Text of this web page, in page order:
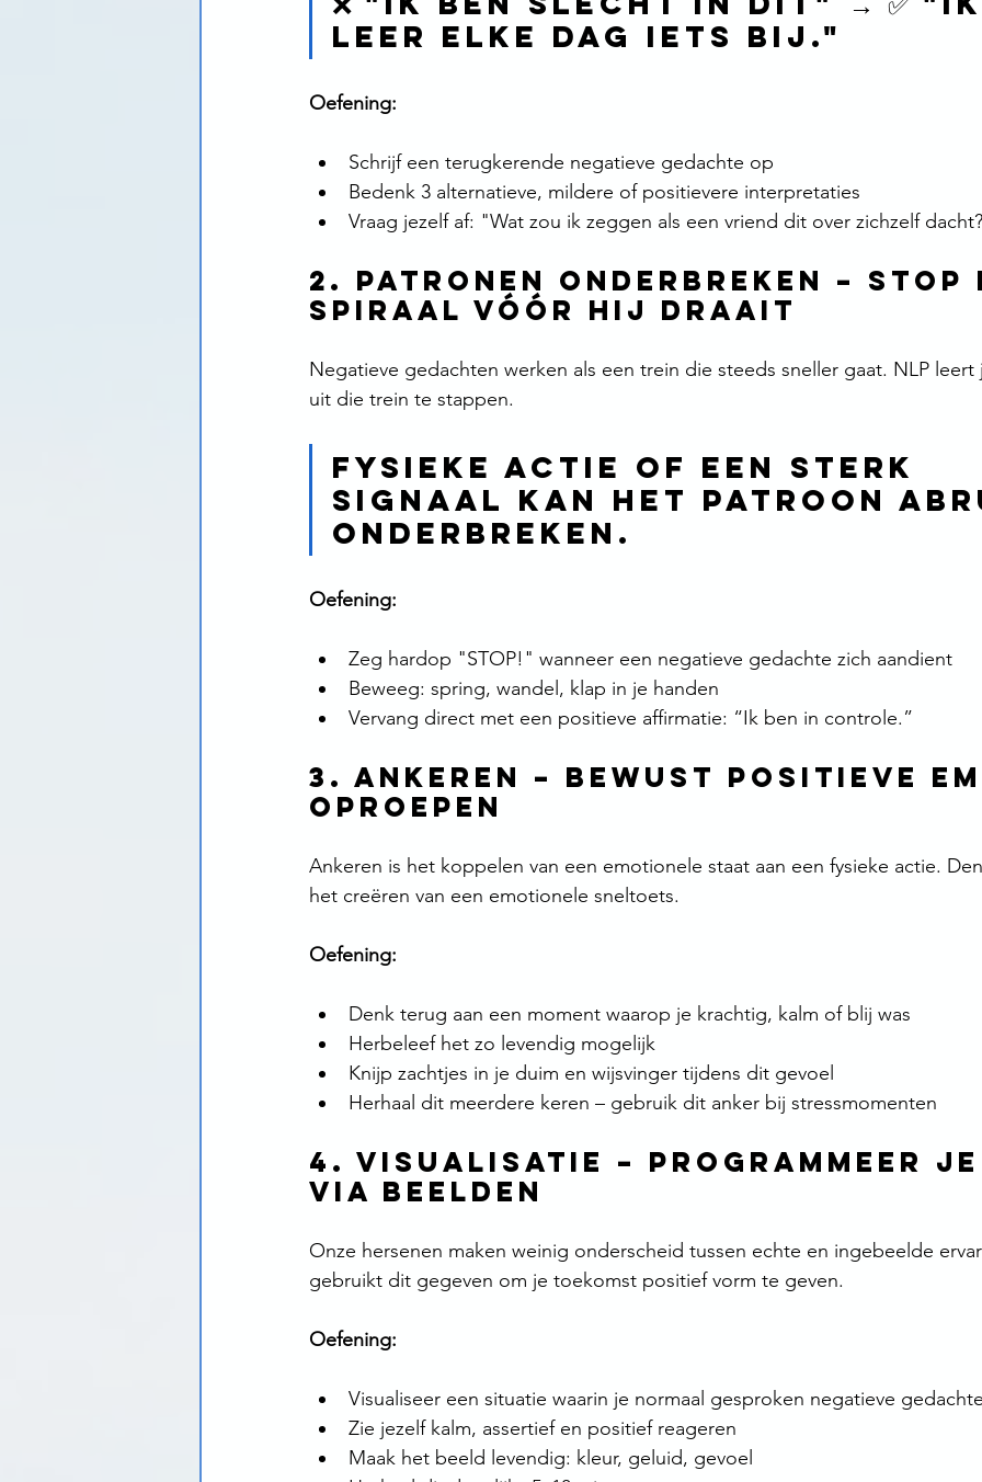
leer elke dag iets bij."
Oefening:
Schrijf een terugkerende negatieve gedachte op
Bedenk 3 alternatieve, mildere of positievere interpretaties
Vraag jezelf af: "Wat zou ik zeggen als een vriend dit over zichzelf
2. Patronen onderbreken – Stop
spiraal vóór hij draait
Negatieve gedachten werken als een trein die steeds sneller gaat. NLP
uit die trein te stappen.
Fysieke actie of een sterk
signaal kan het patroon
onderbreken.
Oefening:
Zeg hardop "STOP!" wanneer een negatieve gedachte zich aandient
Beweeg: spring, wandel, klap in je handen
Vervang direct met een positieve affirmatie: “Ik ben in controle.”
3. Ankeren – Bewust positieve
oproepen
Ankeren is het koppelen van een emotionele staat aan een fysieke actie.
het creëren van een emotionele sneltoets.
Oefening:
Denk terug aan een moment waarop je krachtig, kalm of blij was
Herbeleef het zo levendig mogelijk
Knijp zachtjes in je duim en wijsvinger tijdens dit gevoel
Herhaal dit meerdere keren – gebruik dit anker bij stressmomenten
4. Visualisatie – Programmeer
via beelden
Onze hersenen maken weinig onderscheid tussen echte en ingebeelde
gebruikt dit gegeven om je toekomst positief vorm te geven.
Oefening:
Visualiseer een situatie waarin je normaal gesproken negatieve
Zie jezelf kalm, assertief en positief reageren
Maak het beeld levendig: kleur, geluid, gevoel